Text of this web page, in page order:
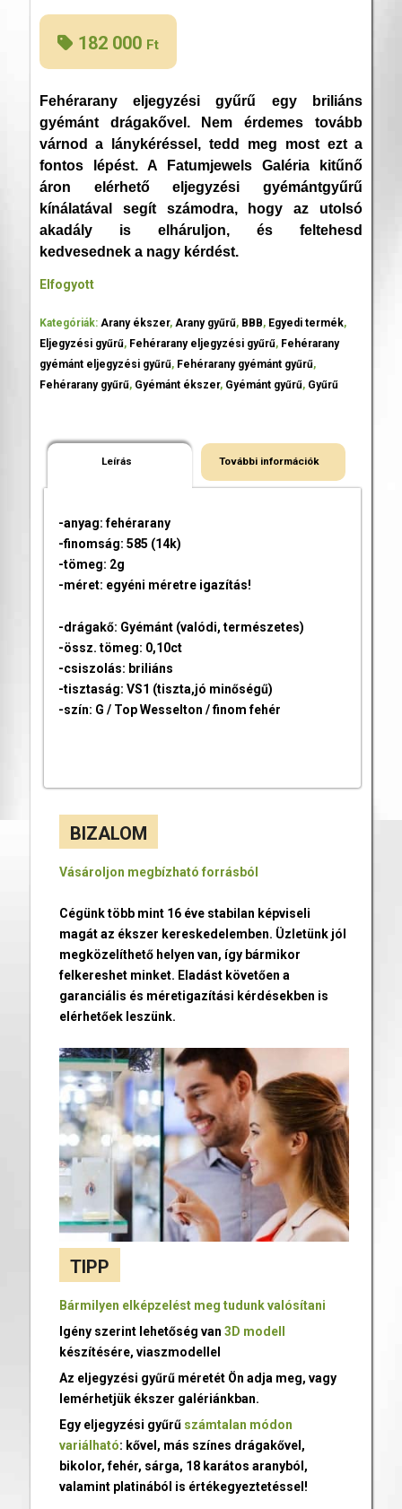
182 000 Ft
Fehérarany eljegyzési gyűrű egy briliáns
gyémánt drágakővel. Nem érdemes tovább
várnod a lánykéréssel, tedd meg most ezt a
fontos lépést. A Fatumjewels Galéria kitűnő
áron elérhető eljegyzési gyémántgyűrű
kínálatával segít számodra, hogy az utolsó
akadály is elháruljon, és feltehesd
kedvesednek a nagy kérdést.
Elfogyott
Kategóriák: Arany ékszer, Arany gyűrű, BBB, Egyedi termék,
Eljegyzési gyűrű, Fehérarany eljegyzési gyűrű, Fehérarany
gyémánt eljegyzési gyűrű, Fehérarany gyémánt gyűrű,
Fehérarany gyűrű, Gyémánt ékszer, Gyémánt gyűrű, Gyűrű
Leírás További információk
-anyag: fehérarany
-finomság: 585 (14k)
-tömeg: 2g
-méret: egyéni méretre igazítás!
-drágakő: Gyémánt (valódi, természetes)
-össz. tömeg: 0,10ct
-csiszolás: briliáns
-tisztaság: VS1 (tiszta,jó minőségű)
-szín: G / Top Wesselton / finom fehér
BIZALOM
Vásároljon megbízható forrásból
Cégünk több mint 16 éve stabilan képviseli
magát az ékszer kereskedelemben. Üzletünk jól
megközelíthető helyen van, így bármikor
felkereshet minket. Eladást követően a
garanciális és méretigazítási kérdésekben is
elérhetőek leszünk.
TIPP
Bármilyen elképzelést meg tudunk valósítani
Igény szerint lehetőség van 3D modell
készítésére, viaszmodellel
Az eljegyzési gyűrű méretét Ön adja meg, vagy
lemérhetjük ékszer galériánkban.
Egy eljegyzési gyűrű számtalan módon
variálható: kővel, más színes drágakővel,
bikolor, fehér, sárga, 18 karátos aranyból,
valamint platinából is értékegyeztetéssel!